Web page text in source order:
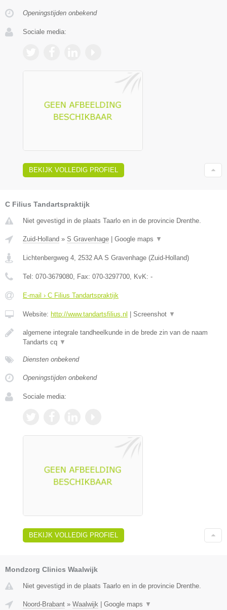
Openingstijden onbekend
Sociale media:
BEKIJK VOLLEDIG PROFIEL
C Filius Tandartspraktijk
Niet gevestigd in de plaats Taarlo en in de provincie Drenthe.
Zuid-Holland » S Gravenhage Google maps ▼
Lichtenbergweg 4, 2532 AA S Gravenhage (Zuid-Holland)
Tel: 070-3679080, Fax: 070-3297700, KvK: -
E-mail › C Filius Tandartspraktijk
Website: http://www.tandartsfilius.nl Screenshot ▼
algemene integrale tandheelkunde in de brede zin van de naam
Tandarts cq ▼
Diensten onbekend
Openingstijden onbekend
Sociale media:
BEKIJK VOLLEDIG PROFIEL
Mondzorg Clinics Waalwijk
Niet gevestigd in de plaats Taarlo en in de provincie Drenthe.
Noord-Brabant » Waalwijk Google maps ▼